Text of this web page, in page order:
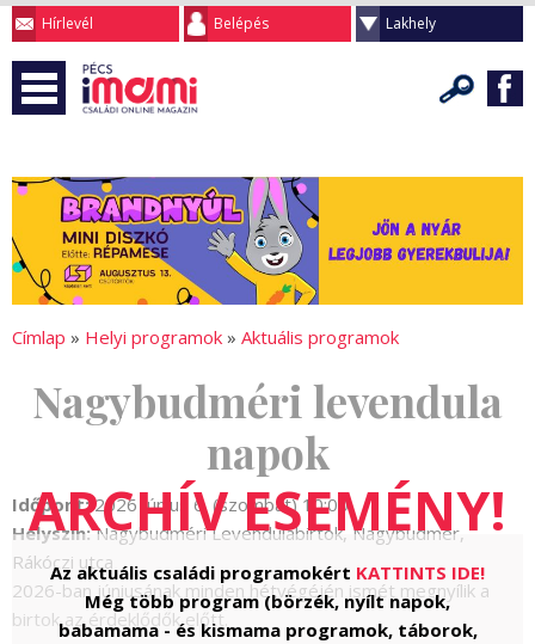
Hírlevél Belépés Lakhely
Címlap » Helyi programok » Aktuális programok
Nagybudméri levendula
napok
Időpont:2026 Június 6. (szombat) 10:00
Helyszín:Nagybudméri Levendulabirtok, Nagybudmér,
Rákóczi utca
2026-ban júniusának minden hétvégéjén ismét megnyílik a
birtok az érdeklődők előtt.
Az aktuális családi programokért KATTINTS IDE!
Még több program (börzék, nyílt napok,
babamama - és kismama programok, táborok,